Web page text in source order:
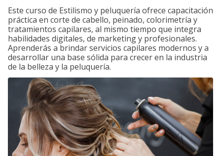
Este curso de Estilismo y peluquería ofrece capacitación
práctica en corte de cabello, peinado, colorimetría y
tratamientos capilares, al mismo tiempo que integra
habilidades digitales, de marketing y profesionales.
Aprenderás a brindar servicios capilares modernos y a
desarrollar una base sólida para crecer en la industria
de la belleza y la peluquería.